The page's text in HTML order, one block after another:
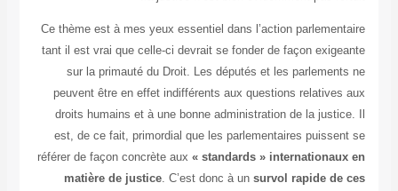
Ce thème est à mes yeux essentiel dans l’action
tant il est vrai que celle-ci devrait se fonder de façon
sur la primauté du Droit. Les députés et les
peuvent être en effet indifférents aux questions
droits humains et à une bonne administration de la
est, de ce fait, primordial que les parlementaires
référer de façon concrète aux« standards »
matière de justice . C’est donc à unsurvol rapide